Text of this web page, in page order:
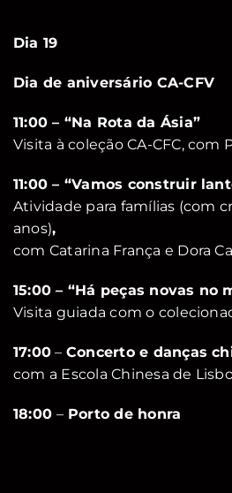
Dia 19
Dia de aniversário CA-CFV
11:00 – “Na Rota da Ásia”
Visita à coleção CA-CFC, com
11:00 – “Vamos construir
Atividade para famílias (com
anos),
com Catarina França e Dora
15:00 – “Há peças novas no
Visita guiada com o
17:00 – Concerto e danças
com a Escola Chinesa de
18:00– Porto de honra